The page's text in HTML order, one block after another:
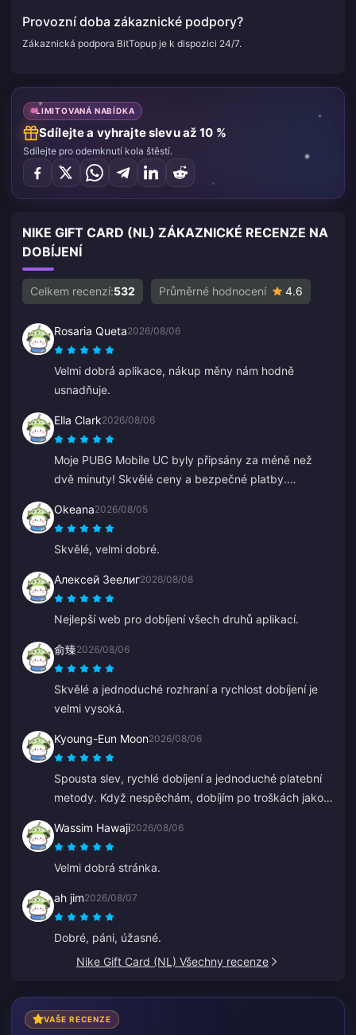
Provozní doba zákaznické podpory?
Zákaznická podpora BitTopup je k dispozici 24/7.
LIMITOVANÁ NABÍDKA
Sdílejte a vyhrajte slevu až 10 %
Sdílejte pro odemknutí kola štěstí.
NIKE GIFT CARD (NL) ZÁKAZNICKÉ RECENZE NA
DOBÍJENÍ
Celkem recenzí:532 Průměrné hodnocení 4.6
Rosaria Queta2026/08/06
Velmi dobrá aplikace, nákup měny nám hodně
usnadňuje.
Ella Clark2026/08/06
Moje PUBG Mobile UC byly připsány za méně než
dvě minuty! Skvělé ceny a bezpečné platby.
Vřele doporučuji.
Okeana2026/08/05
Skvělé, velmi dobré.
Алексей Зеелиг2026/08/08
Nejlepší web pro dobíjení všech druhů aplikací.
俞臻2026/08/06
Skvělé a jednoduché rozhraní a rychlost dobíjení je
velmi vysoká.
Kyoung-Eun Moon2026/08/06
Spousta slev, rychlé dobíjení a jednoduché platební
metody. Když nespěchám, dobíjím po troškách jako
tom už několika přátelům.
Wassim Hawaji2026/08/06
Velmi dobrá stránka.
ah jim2026/08/07
Dobré, páni, úžasné.
Nike Gift Card (NL) Všechny recenze
VAŠE RECENZE